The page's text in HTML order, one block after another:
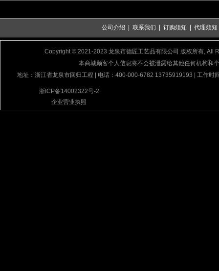
公司介绍 联系我们 订购须知 代理须知
Copyright © 2021-2023 龙泉市德匠工艺品有限公司 版权所有, All
本商城顾客个人信息将不会被泄露给其他任何机构和
地址：浙江省龙泉市回归工程 | 电话：400-000-6782 13735919193 | 工作时
浙ICP备14002322号-2
企业营业执照